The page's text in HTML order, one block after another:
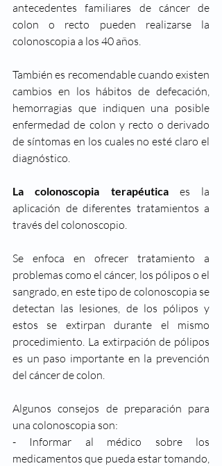
antecedentes familiares de cáncer de
colon o recto pueden realizarse la
colonoscopia a los 40 años.
También es recomendable cuando existen
cambios en los hábitos de defecación,
hemorragias que indiquen una posible
enfermedad de colon y recto o derivado
de síntomas en los cuales no esté claro el
diagnóstico.
La colonoscopia terapéutica es la
aplicación de diferentes tratamientos a
través del colonoscopio.
Se enfoca en ofrecer tratamiento a
problemas como el cáncer, los pólipos o el
sangrado, en este tipo de colonoscopia se
detectan las lesiones, de los pólipos y
estos se extirpan durante el mismo
procedimiento. La extirpación de pólipos
es un paso importante en la prevención
del cáncer de colon.
Algunos consejos de preparación para
una colonoscopia son:
- Informar al médico sobre los
medicamentos que pueda estar tomando,